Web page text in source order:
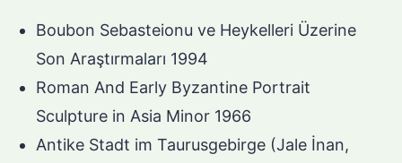
Boubon Sebasteionu ve Heykelleri Üzerine
Son Araştırmaları 1994
Roman And Early Byzantine Portrait
Sculpture in Asia Minor 1966
Antike Stadt im Taurusgebirge (Jale İnan,